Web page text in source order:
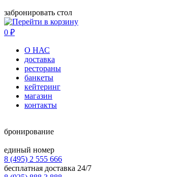
забронировать стол
0 ₽
О НАС
доставка
рестораны
банкеты
кейтеринг
магазин
контакты
бронирование
единый номер
8 (495) 2 555 666
бесплатная доставка 24/7